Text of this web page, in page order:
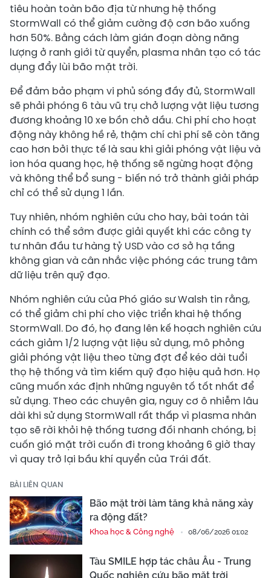
tiêu hoàn toàn bão địa từ nhưng hệ thống
StormWall có thể giảm cường độ cơn bão xuống
hơn 50%. Bằng cách làm gián đoạn dòng năng
lượng ở ranh giới từ quyển, plasma nhân tạo có tác
dụng đẩy lùi bão mặt trời.
Để đảm bảo phạm vi phủ sóng đầy đủ, StormWall
sẽ phải phóng 6 tàu vũ trụ chở lượng vật liệu tương
đương khoảng 10 xe bồn chở dầu. Chi phí cho hoạt
động này không hề rẻ, thậm chí chi phí sẽ còn tăng
cao hơn bởi thực tế là sau khi giải phóng vật liệu và
ion hóa quang học, hệ thống sẽ ngừng hoạt động
và không thể bổ sung - biến nó trở thành giải pháp
chỉ có thể sử dụng 1 lần.
Tuy nhiên, nhóm nghiên cứu cho hay, bài toán tài
chính có thể sớm được giải quyết khi các công ty
tư nhân đầu tư hàng tỷ USD vào cơ sở hạ tầng
không gian và cân nhắc việc phóng các trung tâm
dữ liệu trên quỹ đạo.
Nhóm nghiên cứu của Phó giáo sư Walsh tin rằng,
có thể giảm chi phí cho việc triển khai hệ thống
StormWall. Do đó, họ đang lên kế hoạch nghiên cứu
cách giảm 1/2 lượng vật liệu sử dụng, mô phỏng
giải phóng vật liệu theo từng đợt để kéo dài tuổi
thọ hệ thống và tìm kiếm quỹ đạo hiệu quả hơn. Họ
cũng muốn xác định những nguyên tố tốt nhất để
sử dụng. Theo các chuyên gia, nguy cơ ô nhiễm lâu
dài khi sử dụng StormWall rất thấp vì plasma nhân
tạo sẽ rời khỏi hệ thống tương đối nhanh chóng, bị
cuốn gió mặt trời cuốn đi trong khoảng 6 giờ thay
vì quay trở lại bầu khí quyển của Trái đất.
BÀI LIÊN QUAN
Bão mặt trời làm tăng khả năng xảy
ra động đất?
Khoa học & Công nghệ 08/06/2026 01:02
Tàu SMILE hợp tác châu Âu - Trung
Quốc nghiên cứu bão mặt trời